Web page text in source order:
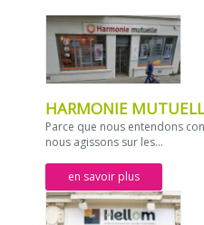
HARMONIE
Parce que nous entendons
nous agissons sur les...
en savoir plus